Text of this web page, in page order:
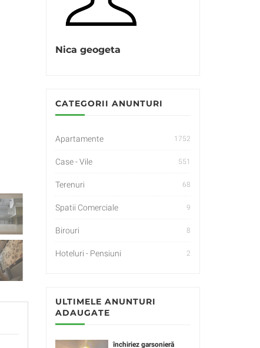
Nica geogeta
CATEGORII ANUNTURI
Apartamente 1752
Case - Vile 551
Terenuri 68
Spatii Comerciale 9
Birouri 8
Hoteluri - Pensiuni 2
ULTIMELE ANUNTURI
ADAUGATE
închiriez garsonieră